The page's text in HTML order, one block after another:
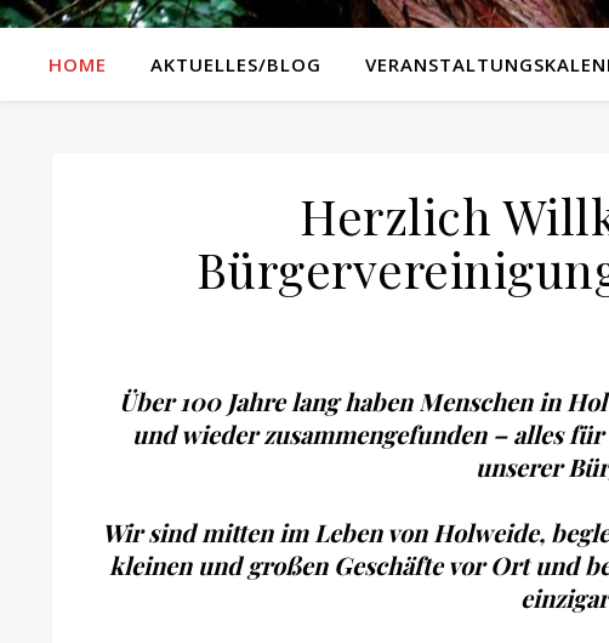
HOME AKTUELLES/BLOG
Herzlich
Über 100 Jahre lang haben Menschen in
und wieder zusammengefunden – alles
unserer
Wir sind mitten im Leben von Holweide,
kleinen und großen Geschäfte vor Ort und